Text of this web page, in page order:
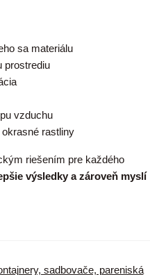
sa materiálu
prostrediu
vzduchu
okrasné rastliny
riešením pre každého
výsledky a zároveň myslí
sadbovače, pareniská